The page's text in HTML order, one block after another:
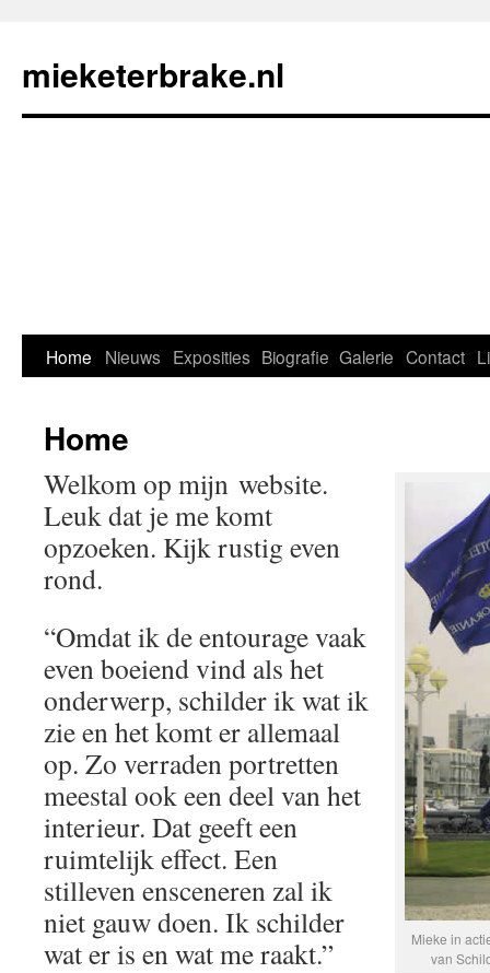
mieketerbrake.nl
Home Nieuws Exposities Biografie Galerie Contact
Home
Mieke in
van
Welkom op mijn website.
Leuk dat je me komt
opzoeken. Kijk rustig even
rond.
“Omdat ik de entourage vaak
even boeiend vind als het
onderwerp, schilder ik wat ik
zie en het komt er allemaal
op. Zo verraden portretten
meestal ook een deel van het
interieur. Dat geeft een
ruimtelijk effect. Een
stilleven ensceneren zal ik
niet gauw doen. Ik schilder
wat er is en wat me raakt.”